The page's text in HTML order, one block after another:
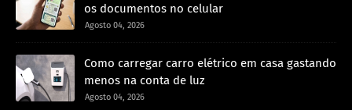
os documentos no celular
Agosto 04, 2026
Como carregar carro elétrico em casa gastando
menos na conta de luz
Agosto 04, 2026